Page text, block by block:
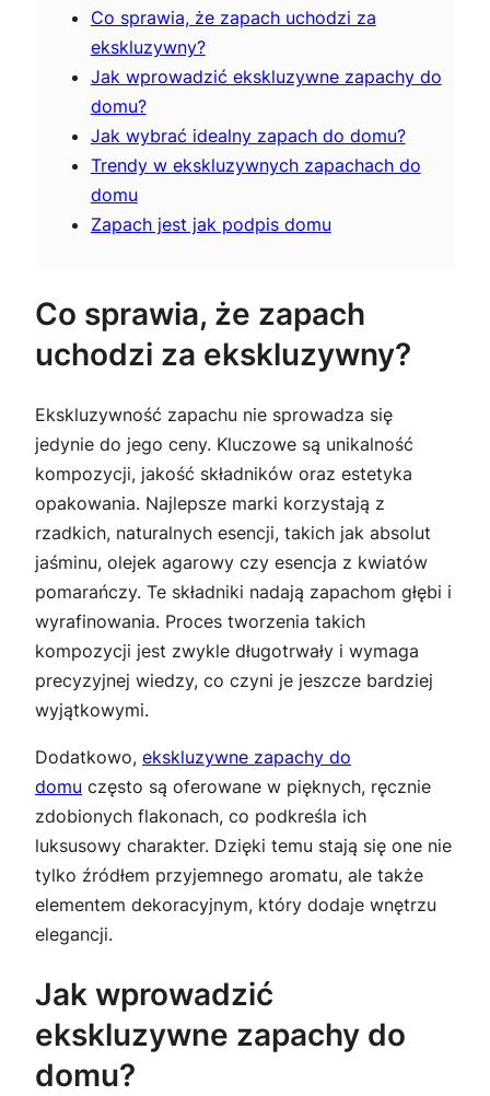
Co sprawia, że zapach uchodzi za
ekskluzywny?
Jak wprowadzić ekskluzywne zapachy do
domu?
Jak wybrać idealny zapach do domu?
Trendy w ekskluzywnych zapachach do
domu
Zapach jest jak podpis domu
Co sprawia, że zapach
uchodzi za ekskluzywny?
Ekskluzywność zapachu nie sprowadza się
jedynie do jego ceny. Kluczowe są unikalność
kompozycji, jakość składników oraz estetyka
opakowania. Najlepsze marki korzystają z
rzadkich, naturalnych esencji, takich jak absolut
jaśminu, olejek agarowy czy esencja z kwiatów
pomarańczy. Te składniki nadają zapachom głębi i
wyrafinowania. Proces tworzenia takich
kompozycji jest zwykle długotrwały i wymaga
precyzyjnej wiedzy, co czyni je jeszcze bardziej
wyjątkowymi.
Dodatkowo, ekskluzywne zapachy do
domu często są oferowane w pięknych, ręcznie
zdobionych flakonach, co podkreśla ich
luksusowy charakter. Dzięki temu stają się one nie
tylko źródłem przyjemnego aromatu, ale także
elementem dekoracyjnym, który dodaje wnętrzu
elegancji.
Jak wprowadzić
ekskluzywne zapachy do
domu?